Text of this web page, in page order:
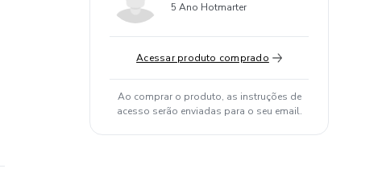
5 Ano Hotmarter
Acessar produto comprado
Ao comprar o produto, as instruções de
acesso serão enviadas para o seu email.